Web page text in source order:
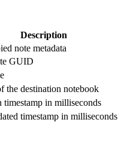
Description
note metadata
GUID
the destination notebook
timestamp in milliseconds
timestamp in milliseconds